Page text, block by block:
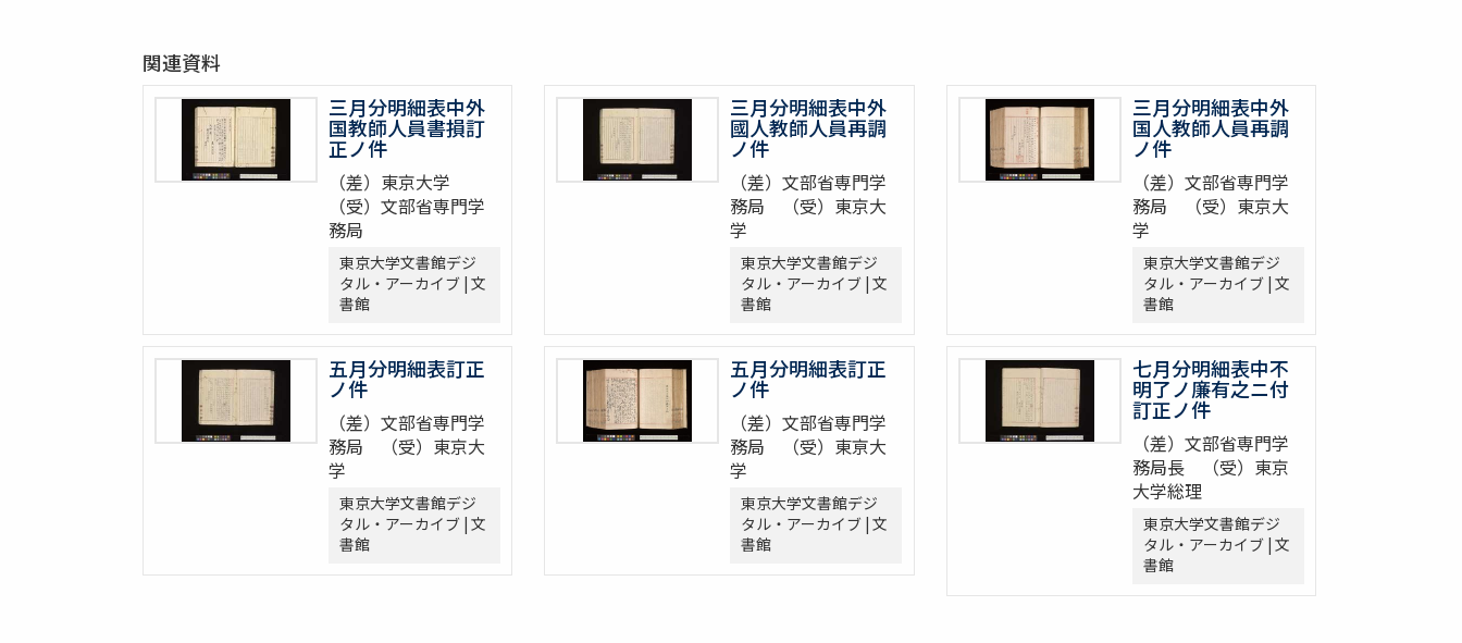
関連資料
三月分明細表中外
国教師人員書損訂
正ノ件
（差）東京大学
（受）文部省専門学
務局
東京大学文書館デジ
タル・アーカイブ | 文
書館
三月分明細表中外
國人教師人員再調
ノ件
（差）文部省専門学
務局 （受）東京大
学
東京大学文書館デジ
タル・アーカイブ | 文
書館
三月分明細表中外
国人教師人員再調
ノ件
（差）文部省専門学
務局 （受）東京大
学
東京大学文書館デジ
タル・アーカイブ | 文
書館
五月分明細表訂正
ノ件
（差）文部省専門学
務局 （受）東京大
学
東京大学文書館デジ
タル・アーカイブ | 文
書館
五月分明細表訂正
ノ件
（差）文部省専門学
務局 （受）東亰大
学
東京大学文書館デジ
タル・アーカイブ | 文
書館
七月分明細表中不
明了ノ廉有之ニ付
訂正ノ件
（差）文部省専門学
務局長 （受）東京
大学総理
東京大学文書館デジ
タル・アーカイブ | 文
書館